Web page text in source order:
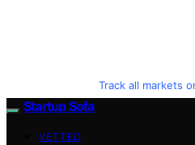
Track all markets
Startup Sofa
VETTED